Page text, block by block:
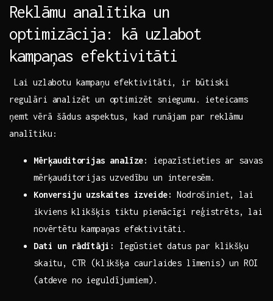
Reklāmu analītika un
‍optimizācija: ​kā‌ uzlabot
kampaņas efektivitāti
⁢ Lai uzlabotu kampaņu efektivitāti,​ ir būtiski
regulāri analizēt un​ optimizēt sniegumu. ‌ieteicams
ņemt vērā šādus aspektus, kad⁢ runājam par reklāmu
analītiku: ⁤
Mērķauditorijas analīze:
iepazīstieties ‍ar savas
mērķauditorijas uzvedību ​un‌ interesēm.
Konversiju uzskaites izveide: Nodrošiniet,⁢ lai
⁣ikviens⁢ klikšķis tiktu pienācīgi⁤ reģistrēts, lai
novērtētu kampaņas efektivitāti.
Dati un ⁤rādītāji:
Iegūstiet datus par klikšķu
‍skaitu, CTR (klikšķa caurlaides līmenis) un ROI‍
(atdeve no ieguldījumiem).